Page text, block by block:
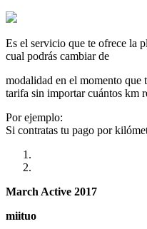
Es el servicio que te ofrece la
cual podrás cambiar de
modalidad en el momento que
tarifa sin importar cuántos km
Por ejemplo:
Si contratas tu pago por
March Active 2017
miituo